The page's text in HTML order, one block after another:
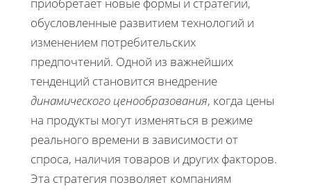
обусловленные развитием технологий и
изменением потребительских
предпочтений. Одной из важнейших
тенденций становится внедрение
динамического ценообразования, когда цены
на продукты могут изменяться в режиме
реального времени в зависимости от
спроса, наличия товаров и других факторов.
Эта стратегия позволяет компаниям